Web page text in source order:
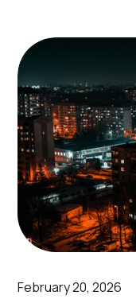
February 20, 2026